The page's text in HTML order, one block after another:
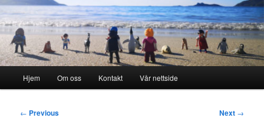
Hjem Om oss Kontakt Vår nettside
Post
← Previous Next →